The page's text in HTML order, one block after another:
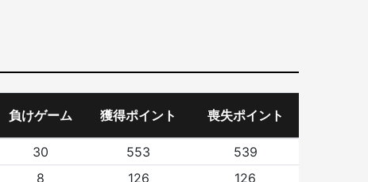
負けゲーム 獲得ポイント 喪失ポイント
30 553
539
8 126
126